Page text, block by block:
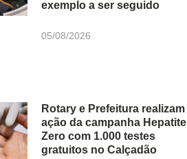
exemplo a ser seguido
05/08/2026
Rotary e Prefeitura realizam
ação da campanha Hepatite
Zero com 1.000 testes
gratuitos no Calçadão